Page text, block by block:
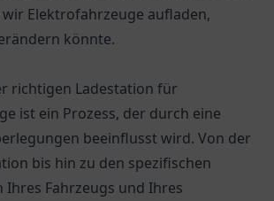
wir Elektrofahrzeuge aufladen,
könnte.
richtigen Ladestation für
ist ein Prozess, der durch eine
beeinflusst wird. Von der
bis hin zu den spezifischen
Fahrzeugs und Ihres